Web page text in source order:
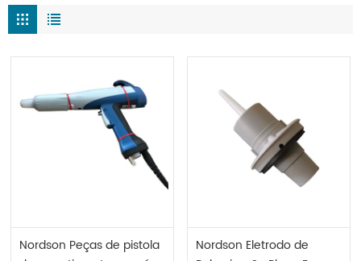
Nordson Peças de pistola
Nordson Eletrodo de